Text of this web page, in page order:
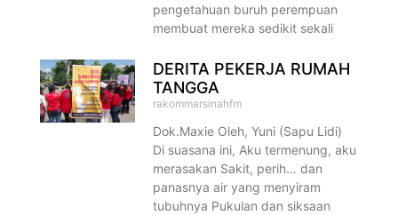
pengetahuan buruh perempuan
membuat mereka sedikit sekali
DERITA PEKERJA RUMAH
TANGGA
rakommarsinahfm
Dok.Maxie Oleh, Yuni (Sapu Lidi)
Di suasana ini, Aku termenung, aku
merasakan Sakit, perih… dan
panasnya air yang menyiram
tubuhnya Pukulan dan siksaan